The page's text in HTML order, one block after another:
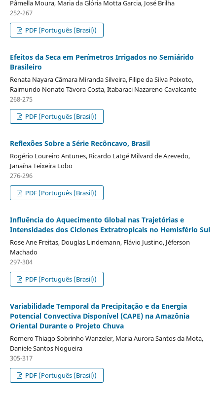
Pâmella Moura, Maria da Glória Motta Garcia, José Brilha
252-267
PDF (Português (Brasil))
Efeitos da Seca em Perímetros Irrigados no Semiárido
Brasileiro
Renata Nayara Câmara Miranda Silveira, Filipe da Silva Peixoto,
Raimundo Nonato Távora Costa, Itabaraci Nazareno Cavalcante
268-275
PDF (Português (Brasil))
Reflexões Sobre a Série Recôncavo, Brasil
Rogério Loureiro Antunes, Ricardo Latgé Milvard de Azevedo,
Janaína Teixeira Lobo
276-296
PDF (Português (Brasil))
Influência do Aquecimento Global nas Trajetórias e
Intensidades dos Ciclones Extratropicais no Hemisfério Sul
Rose Ane Freitas, Douglas Lindemann, Flávio Justino, Jéferson
Machado
297-304
PDF (Português (Brasil))
Variabilidade Temporal da Precipitação e da Energia
Potencial Convectiva Disponível (CAPE) na Amazônia
Oriental Durante o Projeto Chuva
Romero Thiago Sobrinho Wanzeler, Maria Aurora Santos da Mota,
Daniele Santos Nogueira
305-317
PDF (Português (Brasil))